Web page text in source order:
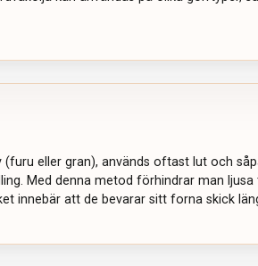
(furu eller gran), används oftast lut och
Med denna metod förhindrar man
innebär att de bevarar sitt forna skick